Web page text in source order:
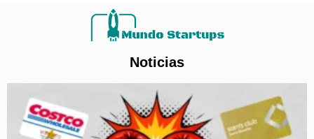
Noticias